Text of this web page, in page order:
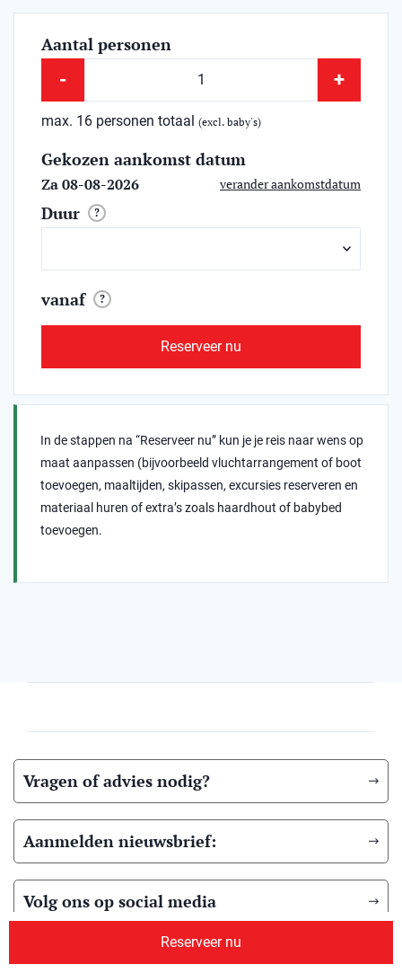
Aantal personen
- +
max. 16 personen totaal (excl. baby's)
Gekozen aankomst datum
Za 08-08-2026 verander aankomstdatum
Duur ?
vanaf ?
Reserveer nu
In de stappen na “Reserveer nu” kun je je reis naar wens op
maat aanpassen (bijvoorbeeld vluchtarrangement of boot
toevoegen, maaltijden, skipassen, excursies reserveren en
materiaal huren of extra’s zoals haardhout of babybed
toevoegen.
Reserveer nu
Vragen of advies nodig?
Aanmelden nieuwsbrief:
Volg ons op social media